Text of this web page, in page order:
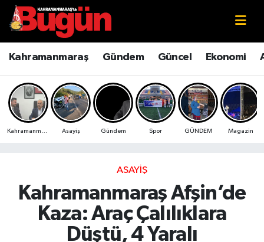
Kahramanmaraş Gündem Güncel Ekonomi
Asayiş Gündem Spor GÜNDEM Magazin
ASAYIŞ
Kahramanmaraş Afşin’de
Kaza: Araç Çalılıklara
Düştü, 4 Yaralı
Kahramanmaraş
Kahramanmaraş Sokak Röportajları
Bilim ve Teknoloji
Çevre
Ekonomi
Kahramanmaraş Nöbetçi Eczaneler
Kahramanmaraş Hava Durumu
Kahramanmaraş Namaz Vakitleri
Kahramanmaraş Trafik Yoğunluk Haritası
Süper Lig Puan Durumu ve Fikstür
Tüm Manşetler
Son Dakika Haberleri